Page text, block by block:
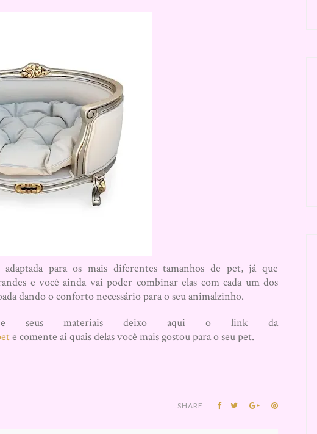
para os mais diferentes tamanhos de pet, já que
e você ainda vai poder combinar elas com cada um dos
dando o conforto necessário para o seu animalzinho.
e seus materiais deixo aqui o link da
e comente ai quais delas você mais gostou para o seu pet.
SHARE: